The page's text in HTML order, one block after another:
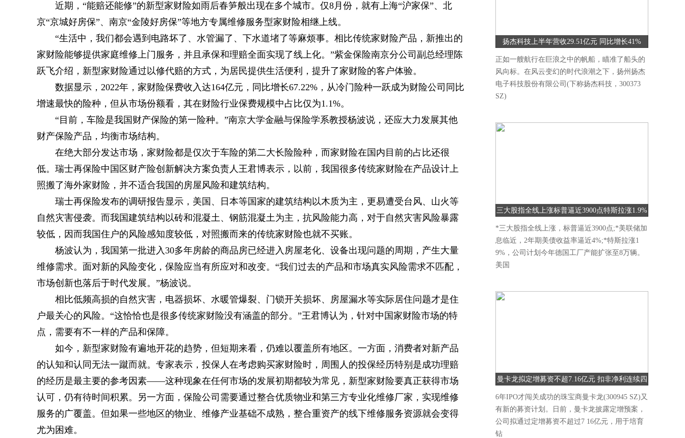
近期，“能赔还能修”的新型家财险如雨后春笋般出现在多个城市。仅8月份，就有上海“沪家保”、北
京“京城好房保”、南京“金陵好房保”等地方专属维修服务型家财险相继上线。
“生活中，我们都会遇到电路坏了、水管漏了、下水道堵了等麻烦事。相比传统家财险产品，新推出的
家财险能够提供家庭维修上门服务，并且承保和理赔全面实现了线上化。”紫金保险南京分公司副总经理陈
跃飞介绍，新型家财险通过以修代赔的方式，为居民提供生活便利，提升了家财险的客户体验。
数据显示，2022年，家财险保费收入达164亿元，同比增长67.22%，从冷门险种一跃成为财险公司同比
增速最快的险种，但从市场份额看，其在财险行业保费规模中占比仅为1.1%。
“目前，车险是我国财产保险的第一险种。”南京大学金融与保险学系教授杨波说，还应大力发展其他
财产保险产品，均衡市场结构。
在绝大部分发达市场，家财险都是仅次于车险的第二大长险险种，而家财险在国内目前的占比还很
低。瑞士再保险中国区财产险创新解决方案负责人王君博表示，以前，我国很多传统家财险在产品设计上
照搬了海外家财险，并不适合我国的房屋风险和建筑结构。
瑞士再保险发布的调研报告显示，美国、日本等国家的建筑结构以木质为主，更易遭受台风、山火等
自然灾害侵袭。而我国建筑结构以砖和混凝土、钢筋混凝土为主，抗风险能力高，对于自然灾害风险暴露
较低，因而我国住户的风险感知度较低，对照搬而来的传统家财险也就不买账。
杨波认为，我国第一批进入30多年房龄的商品房已经进入房屋老化、设备出现问题的周期，产生大量
维修需求。面对新的风险变化，保险应当有所应对和改变。“我们过去的产品和市场真实风险需求不匹配，
市场创新也落后于时代发展。”杨波说。
相比低频高损的自然灾害，电器损坏、水暖管爆裂、门锁开关损坏、房屋漏水等实际居住问题才是住
户最关心的风险。“这恰恰也是很多传统家财险没有涵盖的部分。”王君博认为，针对中国家财险市场的特
点，需要有不一样的产品和保障。
如今，新型家财险有遍地开花的趋势，但短期来看，仍难以覆盖所有地区。一方面，消费者对新产品
的认知和认同无法一蹴而就。专家表示，投保人在考虑购买家财险时，周围人的投保经历特别是成功理赔
的经历是最主要的参考因素——这种现象在任何市场的发展初期都较为常见，新型家财险要真正获得市场
认可，仍有待时间积累。另一方面，保险公司需要通过整合优质物业和第三方专业化维修厂家，实现维修
服务的广覆盖。但如果一些地区的物业、维修产业基础不成熟，整合重资产的线下维修服务资源就会变得
尤为困难。
扬杰科技上半年营收29.51亿元 同比增长41%
正如一艘航行在巨浪之中的帆船，瞄准了船头的
风向标。在风云变幻的时代浪潮之下，扬州扬杰
电子科技股份有限公司(下称扬杰科技，300373
SZ)
三大股指全线上涨标普逼近3900点特斯拉涨1.9%
*三大股指全线上涨，标普逼近3900点;*美联储加
息临近，2年期美债收益率逼近4%;*特斯拉涨1
9%，公司计划今年德国工厂产能扩张至8万辆。
美国
曼卡龙拟定增募资不超7.16亿元 扣非净利连续四
季度下降
6年IPO才闯关成功的珠宝商曼卡龙(300945 SZ)又
有新的募资计划。日前，曼卡龙披露定增预案，
公司拟通过定增募资不超过7 16亿元，用于培育
钻